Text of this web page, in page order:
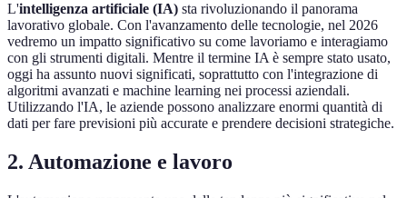
L'intelligenza artificiale (IA) sta rivoluzionando il panorama
lavorativo globale. Con l'avanzamento delle tecnologie, nel 2026
vedremo un impatto significativo su come lavoriamo e interagiamo
con gli strumenti digitali. Mentre il termine IA è sempre stato usato,
oggi ha assunto nuovi significati, soprattutto con l'integrazione di
algoritmi avanzati e machine learning nei processi aziendali.
Utilizzando l'IA, le aziende possono analizzare enormi quantità di
dati per fare previsioni più accurate e prendere decisioni strategiche.
2. Automazione e lavoro